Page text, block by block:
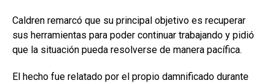
Caldren remarcó que su principal objetivo es recuperar
sus herramientas para poder continuar trabajando y pidió
que la situación pueda resolverse de manera pacífica.
El hecho fue relatado por el propio damnificado durante